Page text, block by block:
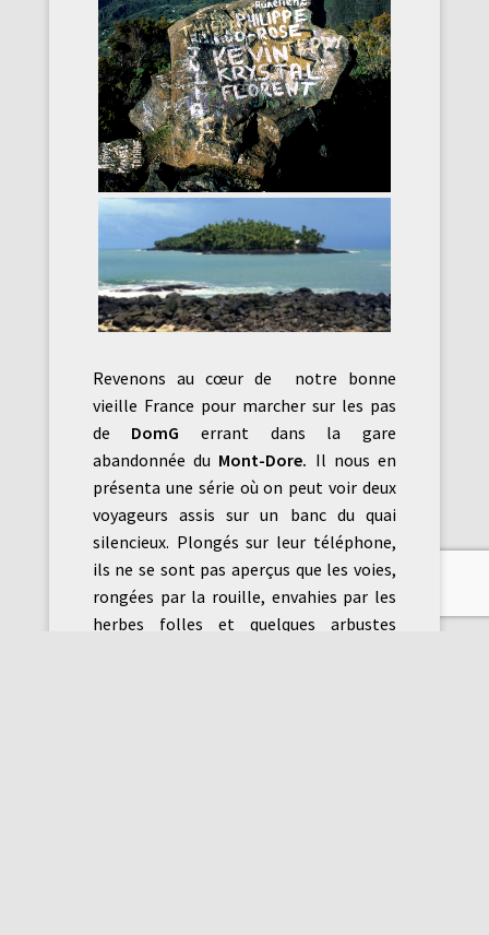
Revenons au cœur de notre bonne
vieille France pour marcher sur les pas
de DomG errant dans la gare
abandonnée du Mont-Dore. Il nous en
présenta une série où on peut voir deux
voyageurs assis sur un banc du quai
silencieux. Plongés sur leur téléphone,
ils ne se sont pas aperçus que les voies,
rongées par la rouille, envahies par les
herbes folles et quelques arbustes